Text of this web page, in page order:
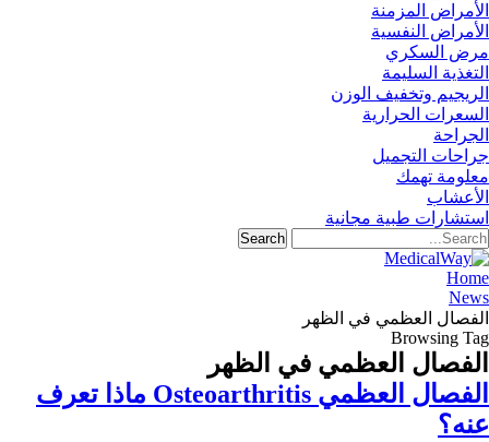
الأمراض المزمنة
الأمراض النفسية
مرض السكري
التغذية السليمة
الريجيم وتخفيف الوزن
السعرات الحرارية
الجراحة
جراحات التجميل
معلومة تهمك
الأعشاب
استشارات طبية مجانية
Home
News
الفصال العظمي في الظهر
Browsing Tag
الفصال العظمي في الظهر
الفصال العظمي Osteoarthritis ماذا تعرف
عنه؟